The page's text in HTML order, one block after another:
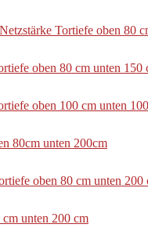
Tortiefe oben 80
oben 80 cm unten 150
oben 100 cm unten
80cm unten 200cm
oben 80 cm unten 200
unten 200 cm